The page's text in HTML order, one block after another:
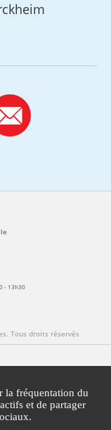
- 13h30
Tous droits réservés
Lérins
la fréquentation du
et de partager